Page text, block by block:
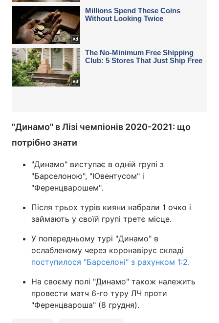
"Динамо" в Лізі чемпіонів 2020-2021: що
потрібно знати
"Динамо" виступає в одній групі з
"Барселоною", "Ювентусом" і
"Ференцварошем".
Після трьох турів кияни набрали 1 очко і
займають у своїй групі третє місце.
У попередньому турі "Динамо" в
ослабленому через коронавірус складі
поступилося "Барселоні" з рахунком 1:2.
На своєму полі "Динамо" також належить
провести матч 6-го туру ЛЧ проти
"Ференцвароша" (8 грудня).